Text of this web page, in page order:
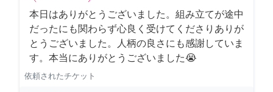
本日はありがとうございました。組み立てが途中
だったにも関わらず心良く受けてくださりありが
とうございました。人柄の良さにも感謝していま
す。本当にありがとうございました😭
依頼されたチケット